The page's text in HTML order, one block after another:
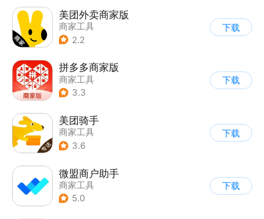
美团外卖商家版
商家工具
2.2
下载
拼多多商家版
商家工具
3.3
下载
美团骑手
商家工具
3.6
下载
微盟商户助手
商家工具
5.0
下载